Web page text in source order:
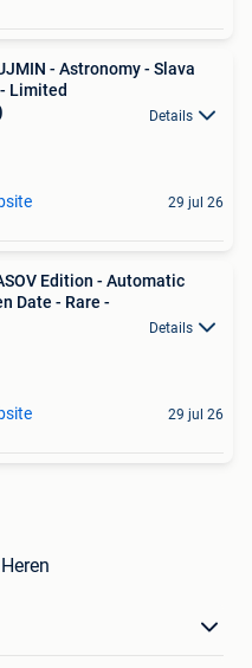
- Astronomy - Slava
Limited
Details
29 jul 26
Edition - Automatic
Date - Rare -
Details
29 jul 26